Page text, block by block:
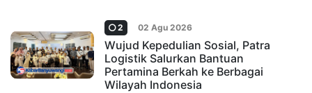
2 02 Agu 2026
Wujud Kepedulian Sosial, Patra
Logistik Salurkan Bantuan
Pertamina Berkah ke Berbagai
Wilayah Indonesia